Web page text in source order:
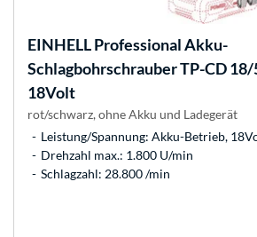
EINHELLProfessional Akku-
Schlagbohrschrauber TP-CD 18/
18Volt
rot/schwarz, ohne Akku und Ladegerät
Leistung/Spannung: Akku-Betrieb,
Drehzahl max.: 1.800 U/min
Schlagzahl: 28.800 /min